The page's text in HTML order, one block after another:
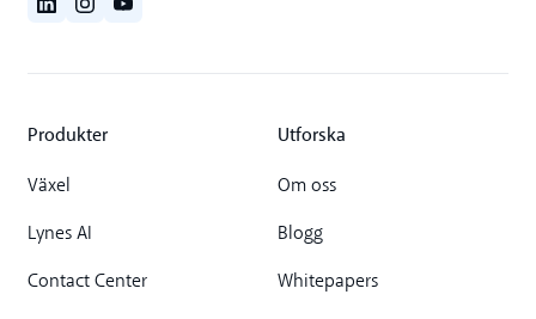
Produkter
Växel
Lynes AI
Contact Center
Utforska
Om oss
Blogg
Whitepapers